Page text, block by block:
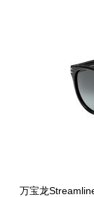
万宝龙